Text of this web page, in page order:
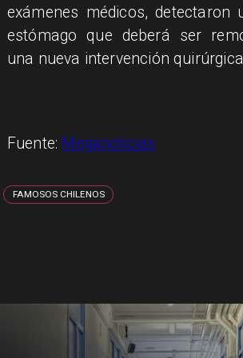
exámenes médicos, detectaron
estómago que deberá ser
una nueva intervención
Fuente: Meganoticias
FAMOSOS CHILENOS